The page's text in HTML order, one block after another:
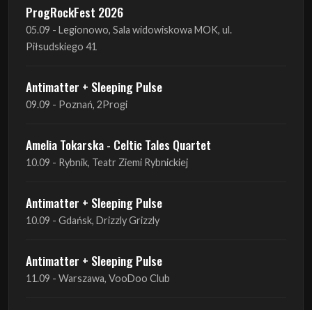
Antimatter + Sleeping Pulse
09.09 - Poznań, 2Progi
Amelia Tokarska - Celtic Tales Quartet
10.09 - Rybnik, Teatr Ziemi Rybnickiej
Antimatter + Sleeping Pulse
Antimatter + Sleeping Pulse
11.09 - Warszawa, VooDoo Club
Antimatter + Sleeping Pulse
12.09 - Kraków, Hype Park